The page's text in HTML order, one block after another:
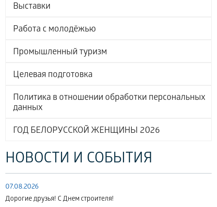
Выставки
Работа с молодёжью
Промышленный туризм
Целевая подготовка
Политика в отношении обработки персональных
данных
ГОД БЕЛОРУССКОЙ ЖЕНЩИНЫ 2026
НОВОСТИ И СОБЫТИЯ
07.08.2026
Дорогие друзья! С Днем строителя!